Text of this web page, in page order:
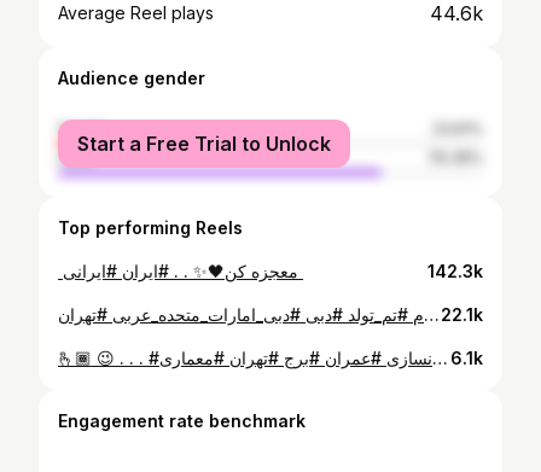
Average Reel plays 44.6k
Audience gender
female
male
Start a Free Trial to Unlock
Top performing Reels
142.3k
⁨ مظلوم دو عالم🥹 ته تغاری بهار . . . . #خردادماهی #خُرداد #خردادیها #خردادماهیها❤ #خُردادیَم #بهاري #دبی_گردی #دختر_ایرانی #تولدم #تم_تولد #دبی #دبی_امارات_متحده_عربی #تهران⁩22.1k
🫰🏾 😉 . . . #ساختمانسازی #عمران #برج #تهران #معماری 6.1k
Engagement rate benchmark